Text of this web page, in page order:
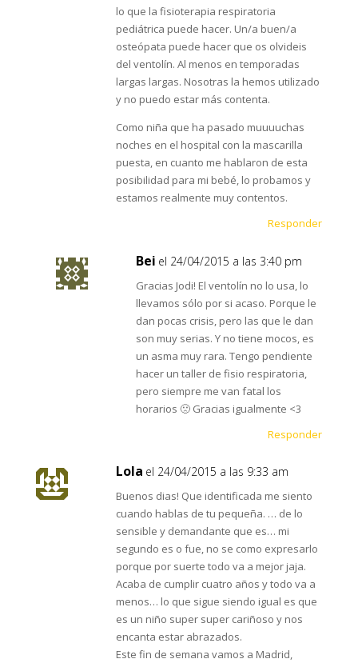
lo que la fisioterapia respiratoria
pediátrica puede hacer. Un/a buen/a
osteópata puede hacer que os olvideis
del ventolín. Al menos en temporadas
largas largas. Nosotras la hemos utilizado
y no puedo estar más contenta.
Como niña que ha pasado muuuuchas
noches en el hospital con la mascarilla
puesta, en cuanto me hablaron de esta
posibilidad para mi bebé, lo probamos y
estamos realmente muy contentos.
Responder
Bei el 24/04/2015 a las 3:40 pm
Gracias Jodi! El ventolín no lo usa, lo
llevamos sólo por si acaso. Porque le
dan pocas crisis, pero las que le dan
son muy serias. Y no tiene mocos, es
un asma muy rara. Tengo pendiente
hacer un taller de fisio respiratoria,
pero siempre me van fatal los
horarios 🙁 Gracias igualmente <3
Responder
Lola el 24/04/2015 a las 9:33 am
Buenos dias! Que identificada me siento
cuando hablas de tu pequeña. … de lo
sensible y demandante que es… mi
segundo es o fue, no se como expresarlo
porque por suerte todo va a mejor jaja.
Acaba de cumplir cuatro años y todo va a
menos… lo que sigue siendo igual es que
es un niño super super cariñoso y nos
encanta estar abrazados.
Este fin de semana vamos a Madrid,